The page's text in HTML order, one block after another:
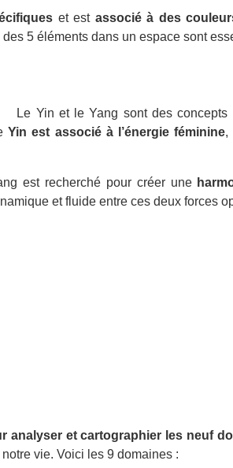
et est associé à des
des 5 éléments dans un espace sont
Le Yin et le Yang sont des
Yin est associé à l’énergie féminine,
est recherché pour créer une
et fluide entre ces deux forces
analyser et cartographier les neuf
vie. Voici les 9 domaines :